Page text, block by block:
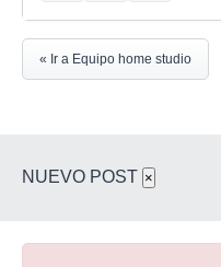
« Ir a Equipo home studio
NUEVO POST ×